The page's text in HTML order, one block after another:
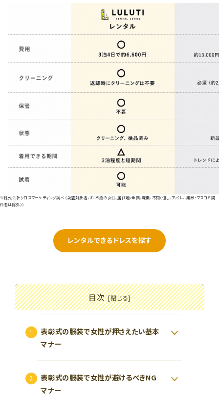
※株式会社クロスマーケティング調べ （調査対象者：20-39歳の女性、居住地：全国、職業：不問（但し、アパレル業界・マスコミ関
係者は除外））
レンタルできるドレスを探す
目次
表彰式の服装で女性が押さえたい基本
マナー
表彰式の服装で女性が避けるべきNG
マナー